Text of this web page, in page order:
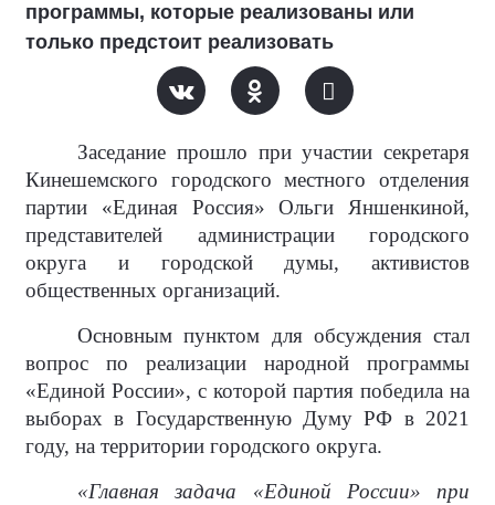
программы, которые реализованы или
только предстоит реализовать
Заседание прошло при участии секретаря
Кинешемского городского местного отделения
партии «Единая Россия» Ольги Яншенкиной,
представителей администрации городского
округа и городской думы, активистов
общественных организаций.
Основным пунктом для обсуждения стал
вопрос по реализации народной программы
«Единой России», с которой партия победила на
выборах в Государственную Думу РФ в 2021
году, на территории городского округа.
«Главная задача «Единой России» при